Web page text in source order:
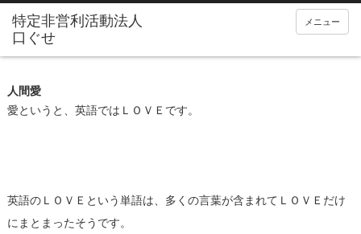
メニュー
人間愛
愛というと、英語ではＬＯＶＥです。
英語のＬＯＶＥという単語は、多くの言葉が含まれてＬＯＶＥだけ
にまとまったそうです。